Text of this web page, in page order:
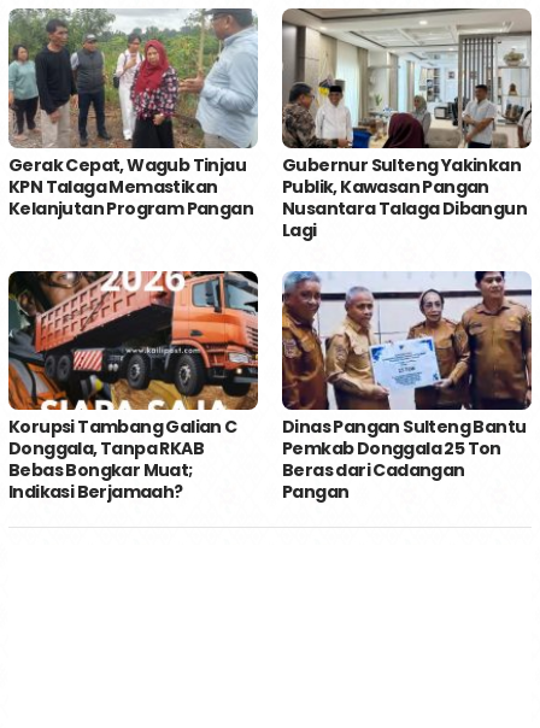
Gerak Cepat, Wagub Tinjau
KPN Talaga Memastikan
Kelanjutan Program Pangan
Gubernur Sulteng Yakinkan
Publik, Kawasan Pangan
Nusantara Talaga Dibangun
Lagi
Korupsi Tambang Galian C
Donggala, Tanpa RKAB
Bebas Bongkar Muat;
Indikasi Berjamaah?
Dinas Pangan Sulteng Bantu
Pemkab Donggala 25 Ton
Beras dari Cadangan
Pangan